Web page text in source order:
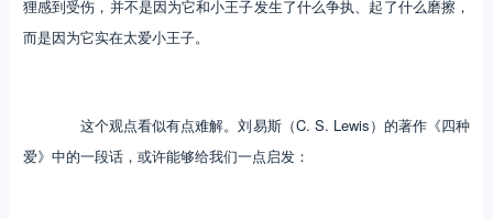
狸感到受伤，并不是因为它和小王子发生了什么争执、起了什么磨擦，
而是因为它实在太爱小王子。
这个观点看似有点难解。刘易斯（C. S. Lewis）的著作《四种
爱》中的一段话，或许能够给我们一点启发：